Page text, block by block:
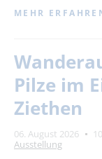
MEHR
Pilze im
Ziethen
06. August 2026
Ausstellung